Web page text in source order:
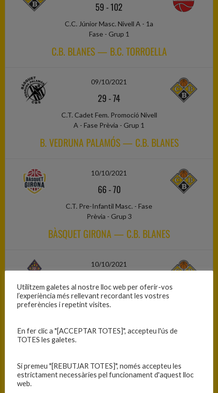
59-102
C.C. Júnior Masc. Nivell A - 1a
Fase - Grup 1
C.B. BLANES — B.C. TORROELLA
09/10/2021
29-74
C.T. Cadet Fem. Promoció Nivell
A - Fase Prèvia - Grup 1
B. VEDRUNA PALAMÓS — C.B. BLANES
10/10/2021
66-70
C.T. Pre-Infantil Masc. - Fase
Prèvia - Grup 3
BÀSQUET GIRONA — C.B. BLANES
10/10/2021
C.C. Júnior Fem. 1r Any - Primera
Fase - Grup 2
GEIEG UNI GIRONA — C.B. BLANES
73-78
Utilitzem galetes al nostre lloc web per oferir-vos
l’experiència més rellevant recordant les vostres
preferències i repetint visites.
En fer clic a "[ACCEPTAR TOTES]", accepteu l'ús de
TOTES les galetes.
Si premeu "[REBUTJAR TOTES]", només accepteu les
estrictament necessàries pel funcionament d'aquest lloc
web.